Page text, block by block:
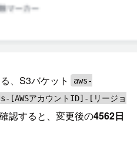
、S3バケット
aws-
アカウントID]-[リージョ
認すると、変更後の4562日